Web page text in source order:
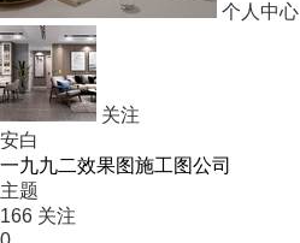
个人中心
关注
安白
一九九二效果图施工图公司
主题
166 关注